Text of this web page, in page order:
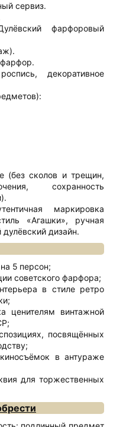
сервиз.
фарфоровый
декоративное
(без сколов и трещин,
сохранность
маркировка
«Агашки», ручная
дизайн.
5 персон;
советского фарфора;
в стиле ретро
ценителям винтажной
посвящённых
в антураже
для торжественных